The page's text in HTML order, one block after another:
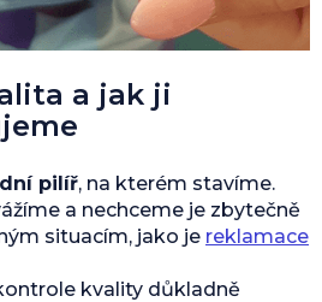
a jak ji
pilíř, na kterém stavíme.
a nechceme je zbytečně
situacím, jako je reklamace
kvality důkladně